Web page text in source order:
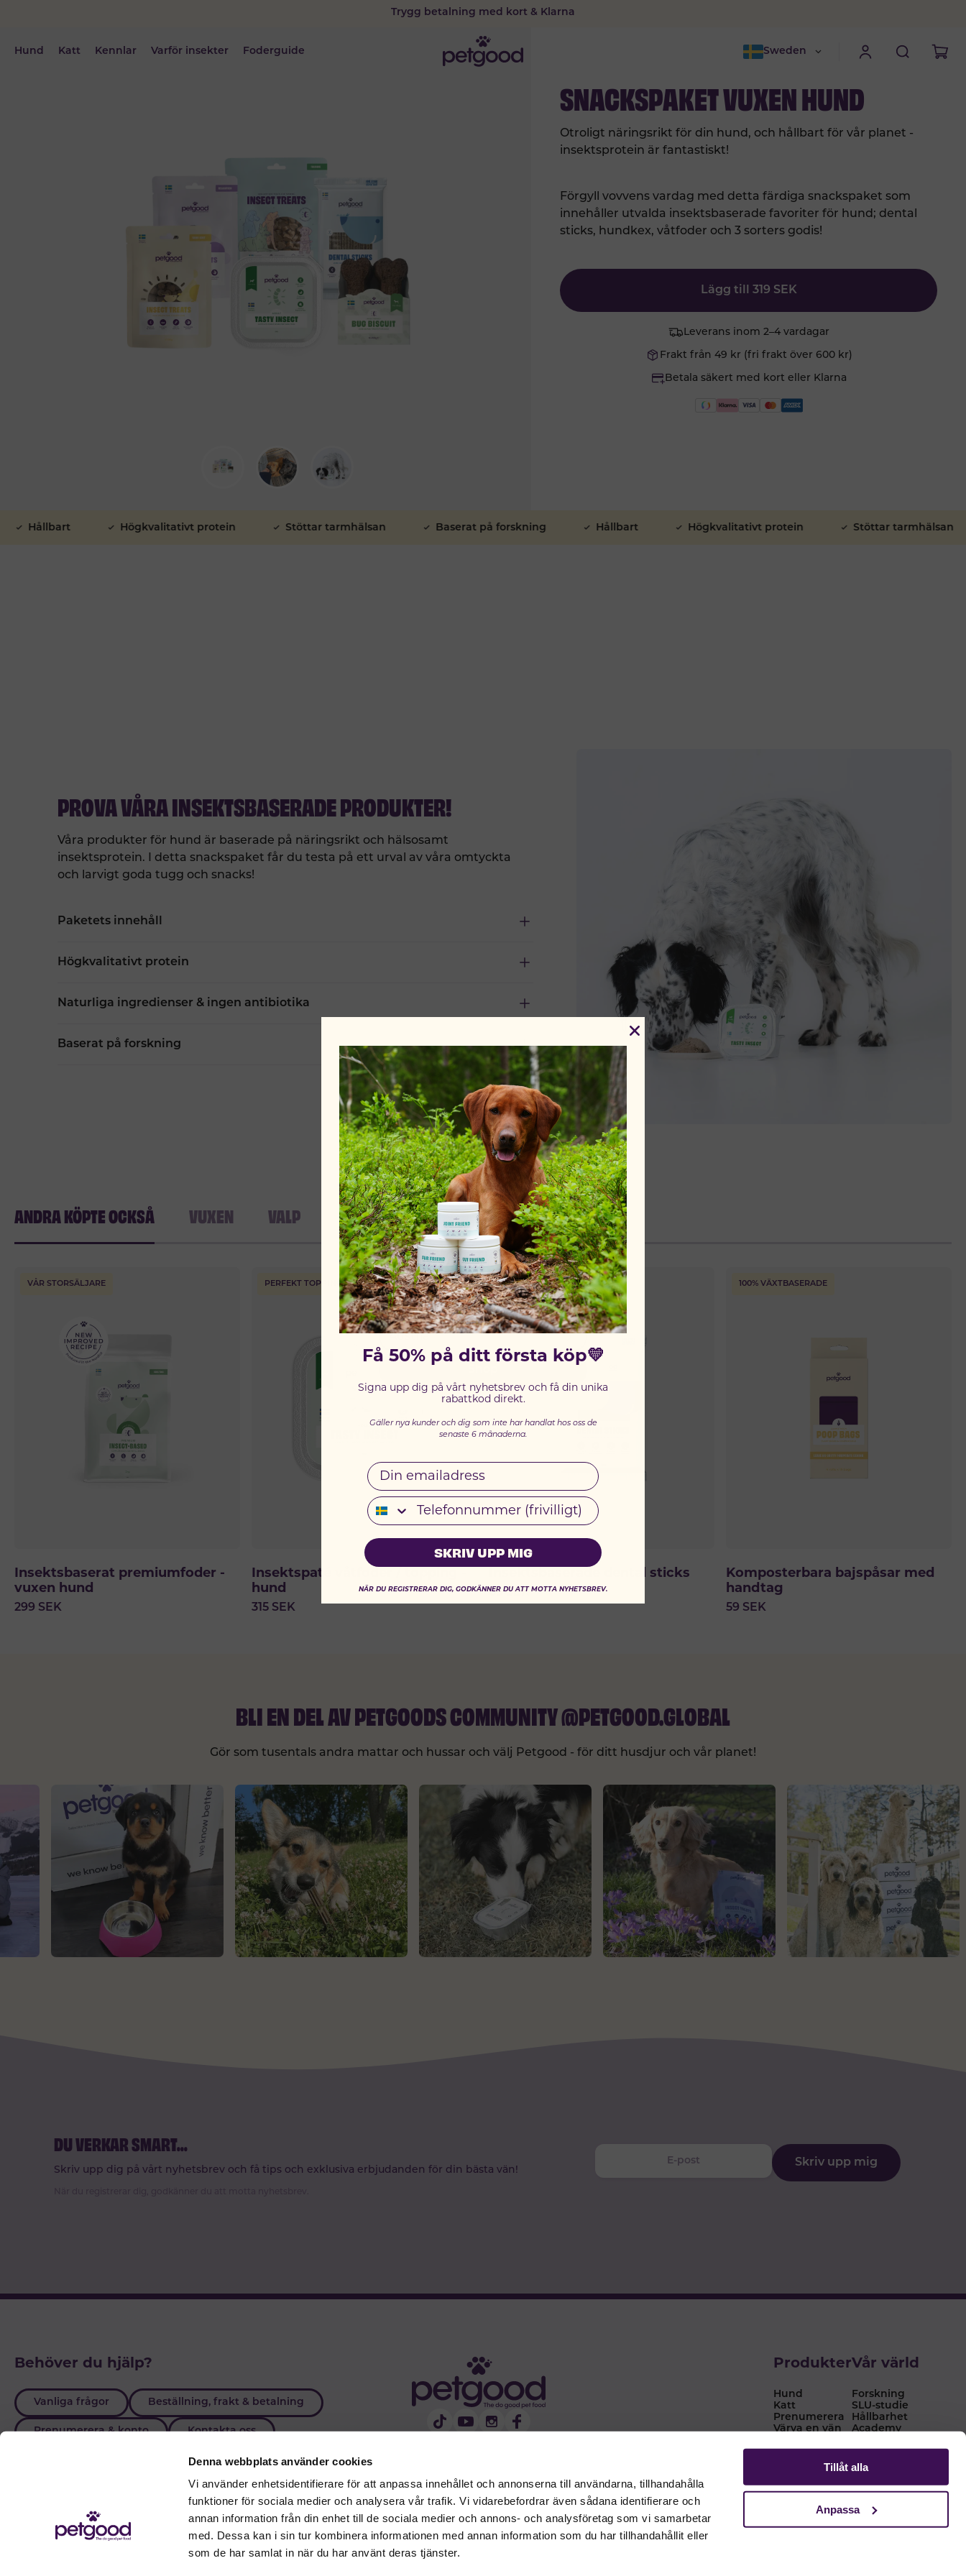
Denna webbplats använder cookies
Vi använder enhetsidentifierare för att anpassa innehållet och annonserna till användarna, tillhandahålla
funktioner för sociala medier och analysera vår trafik. Vi vidarebefordrar även sådana identifierare och
annan information från din enhet till de sociala medier och annons- och analysföretag som vi samarbetar
med. Dessa kan i sin tur kombinera informationen med annan information som du har tillhandahållit eller
som de har samlat in när du har använt deras tjänster.
Tillåt alla
Anpassa
15% rabatt vid prenumeration
Trygg betalning med kort & Klarna
Hund Katt Kennlar Varför insekter Foderguide Sweden
Active location:
Sweden
Currency: SEK
SELECT YOUR COUNTRY:
SNACKSPAKET VUXEN HUND
Otroligt näringsrikt för din hund, och hållbart för vår planet -
insektsprotein är fantastiskt!
Förgyll vovvens vardag med detta färdiga snackspaket som
innehåller utvalda insektsbaserade favoriter för hund; dental
sticks, hundkex, våtfoder och 3 sorters godis!
Lägg till 319 SEK
Leverans inom 2–4 vardagar
Frakt från 49 kr (fri frakt över 600 kr)
Betala säkert med kort eller Klarna
Högkvalitativt protein Stöttar tarmhälsan Baserat på forskning Hållbart Högkvalitativt protein Stöttar tarmhälsan
PROVA VÅRA INSEKTSBASERADE PRODUKTER!
Våra produkter för hund är baserade på näringsrikt och hälsosamt
insektsprotein. I dettasnackspaket får du testa på ett urval av våra omtyckta
och larvigt goda tugg och snacks!
Paketets innehåll
Högkvalitativt protein
Naturliga ingredienser & ingen antibiotika
Baserat på forskning
ANDRA KÖPTE OCKSÅ VUXEN VALP
VÅR STORSÄLJARE
Insektsbaserat premiumfoder -
vuxen hund
299 SEK
PERFEKT TOPPING
Insektspaté våtfoder / topping -
hund
315 SEK
FRÄMJAR MUNHÄLSA
Insektsbaserade dental sticks
69 SEK
100% VÄXTBASERADE
Komposterbara bajspåsar med
handtag
59 SEK
BLI EN DEL AV PETGOODS COMMUNITY @PETGOOD.GLOBAL
Gör som tusentals andra mattar och hussar och välj Petgood - för ditt husdjur och vår planet!
DU VERKAR SMART...
Skriv upp dig på vårt nyhetsbrev och få tips och exklusiva erbjudanden för din bästa vän!
Skriv upp mig
Behöver du hjälp?
Vanliga frågor Beställning, frakt & betalning
Prenumerera & konto Kontakta oss
Produkter
Hund
Katt
Prenumerera
Värva en vän
Vår värld
Forskning
SLU-studie
Hållbarhet
Academy
Nyheter
Om oss
Få 50% på ditt första köp💛
Signa upp dig på vårt nyhetsbrev och få din unika
rabattkod direkt.
Gäller nya kunder och dig som inte har handlat hos oss de
senaste 6 månaderna.
Email
Telefonnummer
SKRIV UPP MIG
NÄR DU REGISTRERAR DIG, GODKÄNNER DU ATT MOTTA NYHETSBREV.